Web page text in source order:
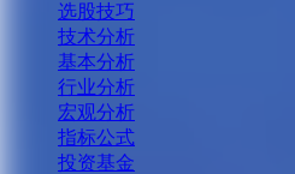
选股技巧
技术分析
基本分析
行业分析
宏观分析
指标公式
投资基金